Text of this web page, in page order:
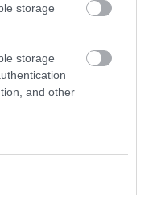
storage
storage
and other
most az EU
és a NATO
együttműködik
hozzáfűzni
BANHrDvXMq